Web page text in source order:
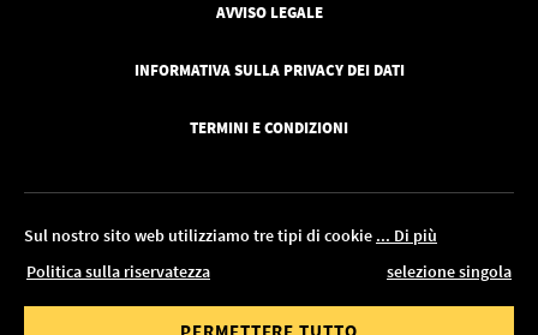
Sul nostro sito web utilizziamo tre tipi di cookie ... Di più
Politica sulla riservatezza
selezione singola
AVVISO LEGALE
INFORMATIVA SULLA PRIVACY DEI DATI
TERMINI E CONDIZIONI
© 2026 Pickawood Italia
18.08!